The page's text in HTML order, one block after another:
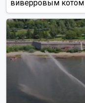
виверровым котом